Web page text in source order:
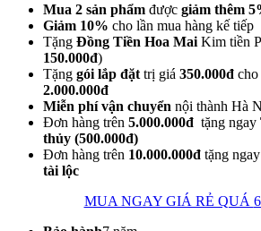
Mua 2 sản phẩm được giảm thêm
Giảm 10% cho lần mua hàng kế tiếp
Tặng Đồng Tiền Hoa Mai Kim tiền
150.000đ)
Tặng gói lắp đặt trị giá 350.000đ
2.000.000đ
Miễn phí vận chuyển nội thành Hà
Đơn hàng trên 5.000.000đ tặng ngay
thủy (500.000đ)
Đơn hàng trên 10.000.000đ tặng ngay
tài lộc
MUA NGAY GIÁ RẺ QUÁ